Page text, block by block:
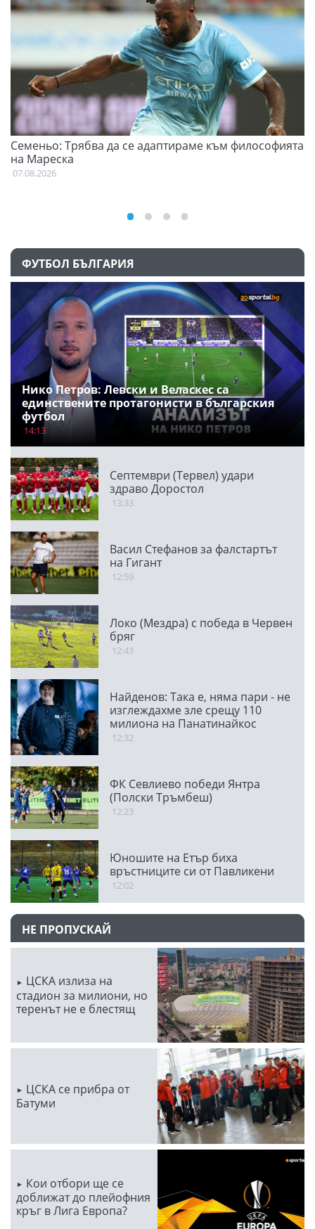
Семеньо: Трябва да се адаптираме към философията
на Мареска
07.08.2026
ФУТБОЛ БЪЛГАРИЯ
Нико Петров: Левски и Веласкес са
единствените протагонисти в българския
футбол
14:13
Септември (Тервел) удари
здраво Доростол
13:33
Васил Стефанов за фалстартът
на Гигант
12:59
Локо (Мездра) с победа в Червен
бряг
12:43
Найденов: Така е, няма пари - не
изглеждахме зле срещу 110
милиона на Панатинайкос
12:32
ФК Севлиево победи Янтра
(Полски Тръмбеш)
12:23
Юношите на Етър биха
връстниците си от Павликени
12:02
НЕ ПРОПУСКАЙ
ЦСКА излиза на
стадион за милиони, но
теренът не е блестящ
ЦСКА се прибра от
Батуми
Кои отбори ще се
доближат до плейофния
кръг в Лига Европа?